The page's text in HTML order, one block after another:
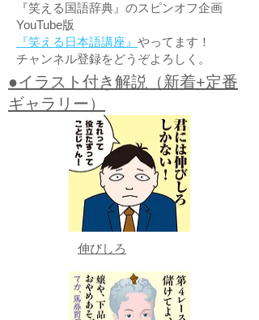
『笑える国語辞典』のスピンオフ企画
YouTube版
『笑える日本語講座』 やってます！
チャンネル登録をどうぞよろしく。
●イラスト付き解説（新着+定番
ギャラリー）
伸びしろ